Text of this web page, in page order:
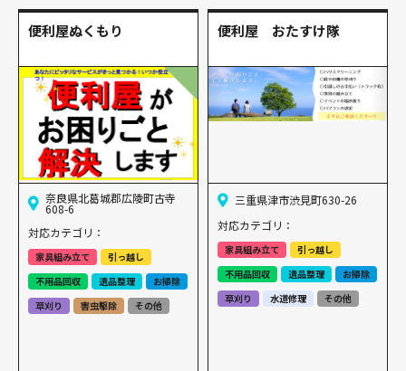
便利屋ぬくもり
奈良県北葛城郡広陵町古寺
608-6
対応カテゴリ：
家具組み立て
引っ越し
不用品回収
遺品整理
お掃除
草刈り
害虫駆除 その他
便利屋 おたすけ隊
三重県津市渋見町630-26
対応カテゴリ：
家具組み立て
引っ越し
不用品回収
遺品整理
お掃除
草刈り
水道修理 その他